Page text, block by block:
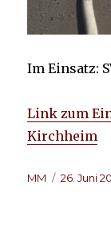
Im Einsatz:
Link zum
Kirchheim
Autor
MM 26. Juni